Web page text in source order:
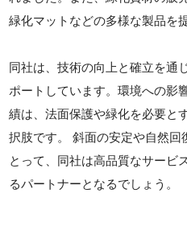
緑化マットなどの多様な製品を
同社は、技術の向上と確立を通
ポートしています。環境への影
績は、法面保護や緑化を必要と
択肢です。 斜面の安定や自然回
とって、同社は高品質なサービ
るパートナーとなるでしょう。